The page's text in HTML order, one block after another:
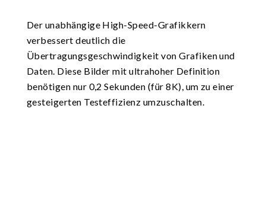
Der unabhängige High-Speed-Grafikkern
verbessert deutlich die
Übertragungsgeschwindigkeit von Grafiken und
Daten. Diese Bilder mit ultrahoher Definition
benötigen nur 0,2 Sekunden (für 8K), um zu einer
gesteigerten Testeffizienz umzuschalten.